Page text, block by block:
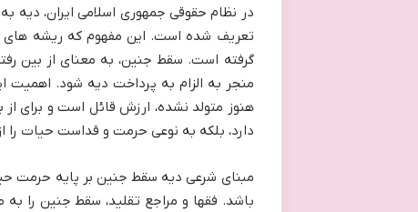
در نظام حقوقی جمهوری اسلامی ایران،
تعریف شده است. این مفهوم که ریشه های
گرفته است. سقط جنین، به معنای از بین
منجر به الزام به پرداخت دیه شود. اهمیت
هنوز متولد نشده، ارزش قائل است و برای
دارد، بلکه به نوعی حرمت و قداست حیات را
مبنای شرعی دیه سقط جنین بر پایه حرمت
باشد. فقها و مراجع تقلید، سقط جنین را به